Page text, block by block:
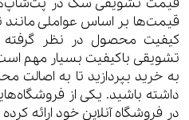
قیمت تشویقی سگ در
قیمت‌ها بر اساس عواملی مانند
کیفیت محصول در نظر
تشویقی باکیفیت بسیار مهم
به خرید بپردازید تا به اصالت
داشته باشید. یکی از
در فروشگاه آنلاین خود ارائه